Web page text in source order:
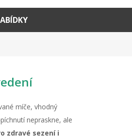
míče, vhodný
nepraskne, ale
zdravé sezení i